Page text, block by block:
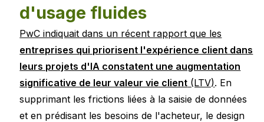
d'usage fluides
PwC indiquait dans un récent rapport que les
entreprises qui priorisent l'expérience client dans
leurs projets d'IA constatent une augmentation
significative de leur valeur vie client (LTV). En
supprimant les frictions liées à la saisie de données
et en prédisant les besoins de l'acheteur, le design